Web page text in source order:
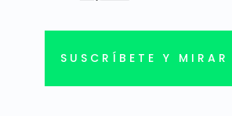
SUSCRÍBETE Y MIRAR